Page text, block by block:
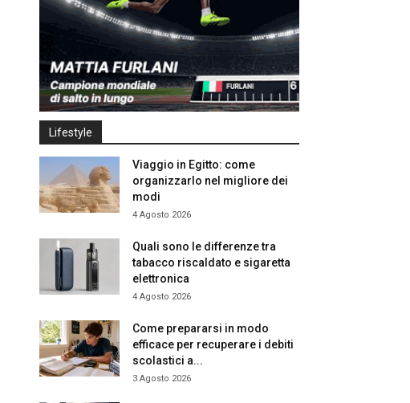
Lifestyle
Viaggio in Egitto: come
organizzarlo nel migliore dei
modi
4 Agosto 2026
Quali sono le differenze tra
tabacco riscaldato e sigaretta
elettronica
4 Agosto 2026
Come prepararsi in modo
efficace per recuperare i debiti
scolastici a...
3 Agosto 2026